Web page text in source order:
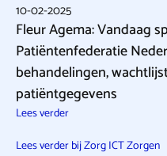
10-02-2025
Fleur Agema: Vandaag
Patiëntenfederatie
behandelingen,
patiëntgegevens
Lees verder
Lees verder bij Zorg ICT Zorgen